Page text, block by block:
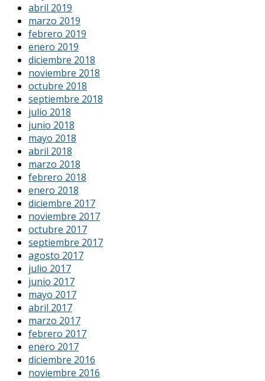
abril 2019
marzo 2019
febrero 2019
enero 2019
diciembre 2018
noviembre 2018
octubre 2018
septiembre 2018
julio 2018
junio 2018
mayo 2018
abril 2018
marzo 2018
febrero 2018
enero 2018
diciembre 2017
noviembre 2017
octubre 2017
septiembre 2017
agosto 2017
julio 2017
junio 2017
mayo 2017
abril 2017
marzo 2017
febrero 2017
enero 2017
diciembre 2016
noviembre 2016